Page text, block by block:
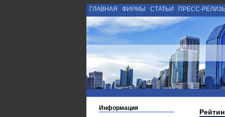
ГЛАВНАЯ ФИРМЫ СТАТЬИ ПРЕСС-
Информация